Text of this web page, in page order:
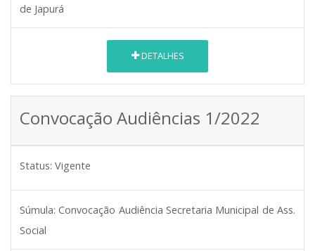
de Japurá
DETALHES
Convocação Audiências 1/2022
Status: Vigente
Súmula: Convocação Audiência Secretaria Municipal de Ass.
Social